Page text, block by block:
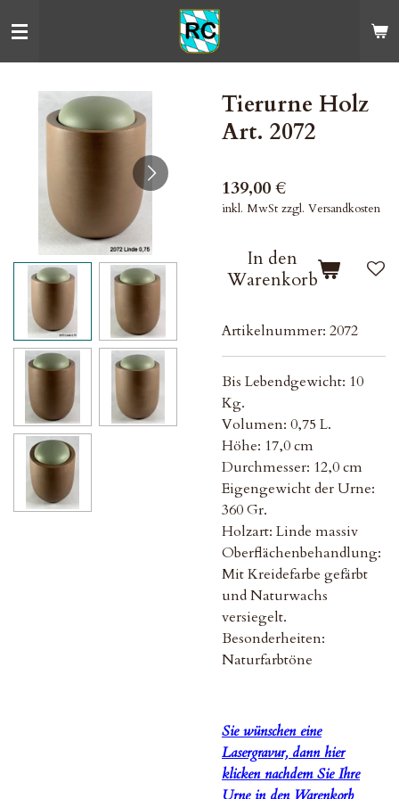
Hauptinhalt
springen
Tierurne Holz
Art. 2072
139,00 €
inkl. MwSt zzgl. Versandkosten
In den
Warenkorb
Artikelnummer: 2072
Bis Lebendgewicht: 10
Kg.
Volumen: 0,75 L.
Höhe: 17,0 cm
Durchmesser: 12,0 cm
Eigengewicht der Urne:
360 Gr.
Holzart: Linde massiv
Oberflächenbehandlung:
Mit Kreidefarbe gefärbt
und Naturwachs
versiegelt.
Besonderheiten:
Naturfarbtöne
Sie wünschen eine
Lasergravur, dann hier
klicken nachdem Sie Ihre